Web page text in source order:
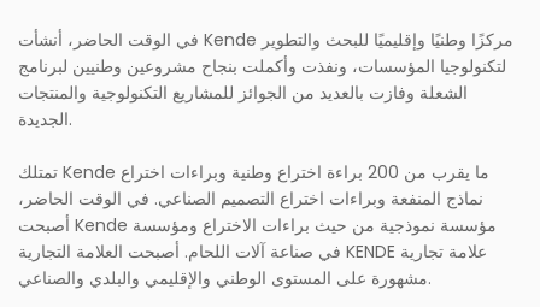
في الوقت الحاضر، أنشأت Kende مركزًا وطنيًا وإقليميًا للبحث والتطوير
لتكنولوجيا المؤسسات، ونفذت وأكملت بنجاح مشروعين وطنيين لبرنامج
الشعلة وفازت بالعديد من الجوائز للمشاريع التكنولوجية والمنتجات
الجديدة.
تمتلك Kende ما يقرب من 200 براءة اختراع وطنية وبراءات اختراع
نماذج المنفعة وبراءات اختراع التصميم الصناعي. في الوقت الحاضر،
أصبحت Kende مؤسسة نموذجية من حيث براءات الاختراع ومؤسسة
في صناعة آلات اللحام. أصبحت العلامة التجارية KENDE علامة تجارية
مشهورة على المستوى الوطني والإقليمي والبلدي والصناعي.